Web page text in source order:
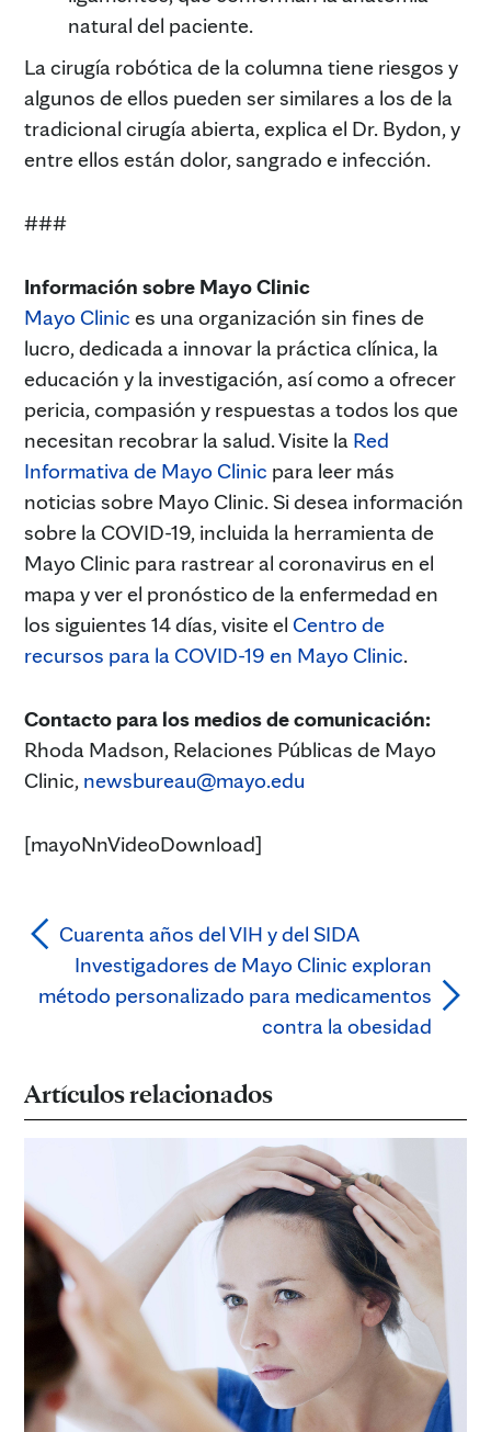
natural del paciente.
La cirugía robótica de la columna tiene riesgos y
algunos de ellos pueden ser similares a los de la
tradicional cirugía abierta, explica el Dr. Bydon, y
entre ellos están dolor, sangrado e infección.
###
Información sobre Mayo Clinic
Mayo Clinic es una organización sin fines de
lucro, dedicada a innovar la práctica clínica, la
educación y la investigación, así como a ofrecer
pericia, compasión y respuestas a todos los que
necesitan recobrar la salud. Visite la Red
Informativa de Mayo Clinic para leer más
noticias sobre Mayo Clinic. Si desea información
sobre la COVID-19, incluida la herramienta de
Mayo Clinic para rastrear al coronavirus en el
mapa y ver el pronóstico de la enfermedad en
los siguientes 14 días, visite el Centro de
recursos para la COVID-19 en Mayo Clinic.
Contacto para los medios de comunicación:
Rhoda Madson, Relaciones Públicas de Mayo
Clinic, newsbureau@mayo.edu
[mayoNnVideoDownload]
Cuarenta años del VIH y del SIDA
Investigadores de Mayo Clinic exploran
método personalizado para medicamentos
contra la obesidad
Artículos relacionados